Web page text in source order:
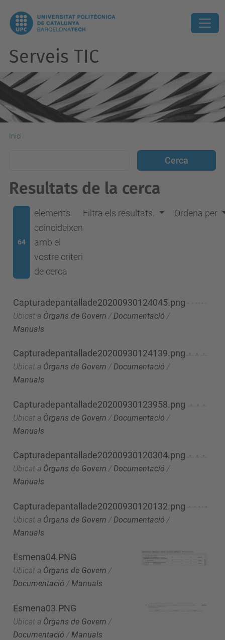
Serveis TIC
Inici
Resultats de la cerca
64
elements
coincideixen
amb el
vostre criteri
de cerca
Filtra els resultats. Ordena per
Capturadepantallade20200930124045.png
Ubicat a Òrgans de Govern / Documentació /
Manuals
Capturadepantallade20200930124139.png
Ubicat a Òrgans de Govern /Documentació /
Manuals
Capturadepantallade20200930123958.png
Ubicat a Òrgans de Govern / Documentació /
Manuals
Capturadepantallade20200930120304.png
Ubicat a Òrgans de Govern /Documentació /
Manuals
Capturadepantallade20200930120132.png
Ubicat a Òrgans de Govern / Documentació /
Manuals
Esmena04.PNG
Ubicat a Òrgans de Govern /
Documentació /Manuals
Esmena03.PNG
Ubicat a Òrgans de Govern /
Documentació / Manuals